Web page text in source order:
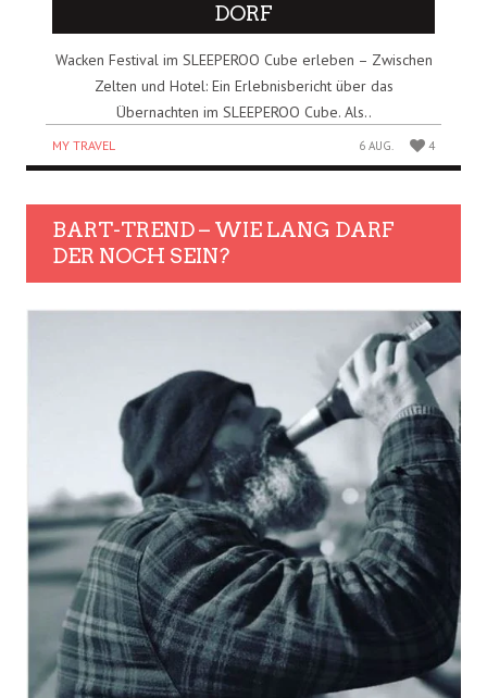
DORF
Wacken Festival im SLEEPEROO Cube erleben – Zwischen
Zelten und Hotel: Ein Erlebnisbericht über das
Übernachten im SLEEPEROO Cube. Als..
MY TRAVEL 6 AUG. 4
BART-TREND – WIE LANG DARF
DER NOCH SEIN?